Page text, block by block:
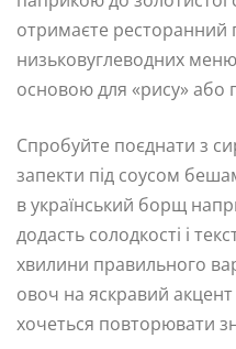
отримаєте ресторанний
низьковуглеводних
основою для «рису» або
Спробуйте поєднати з
запекти під соусом
в український борщ
додасть солодкості і
хвилини правильного
овоч на яскравий акцент
хочеться повторювати